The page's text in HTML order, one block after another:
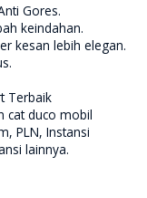
Gores.
keindahan.
kesan lebih elegan.
Terbaik
cat duco mobil
PLN, Instansi
lainnya.